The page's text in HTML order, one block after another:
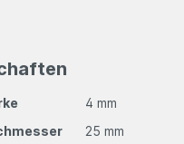
4 mm
25 mm